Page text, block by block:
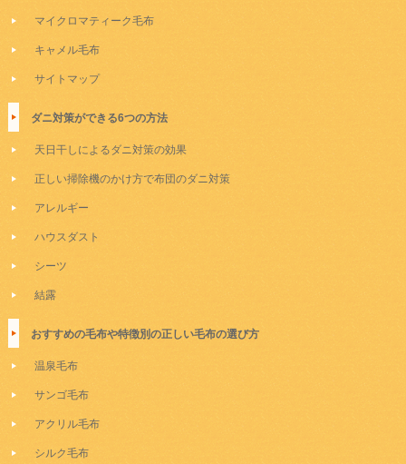
マイクロマティーク毛布
キャメル毛布
サイトマップ
ダニ対策ができる6つの方法
天日干しによるダニ対策の効果
正しい掃除機のかけ方で布団のダニ対策
アレルギー
ハウスダスト
シーツ
結露
おすすめの毛布や特徴別の正しい毛布の選び方
温泉毛布
サンゴ毛布
アクリル毛布
シルク毛布